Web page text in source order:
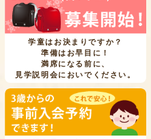
学童はお決まりですか？
準備はお早目に！
満席になる前に、
見学説明会においでください。